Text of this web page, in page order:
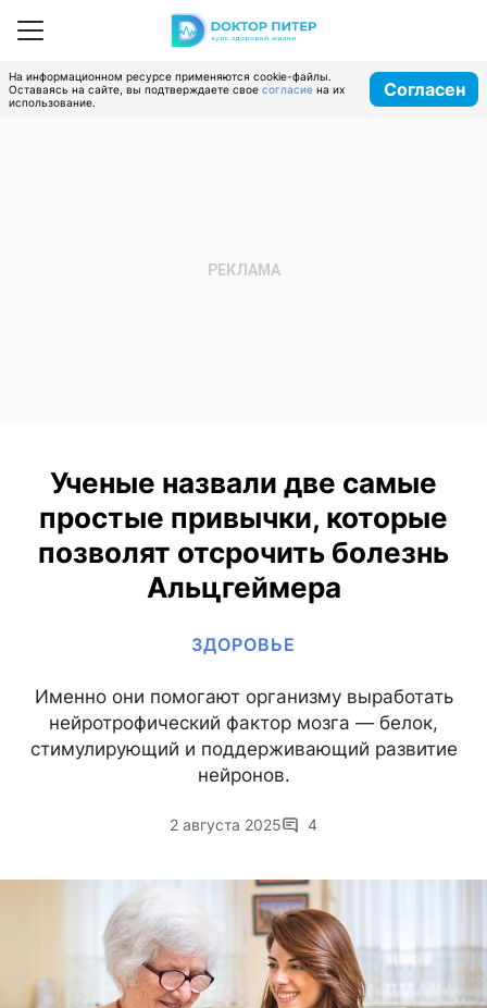
На информационном ресурсе применяются cookie-файлы.
Оставаясь на сайте, вы подтверждаете свое согласие на их
использование.
Согласен
Ученые назвали две самые
простые привычки, которые
позволят отсрочить болезнь
Альцгеймера
ЗДОРОВЬЕ
Именно они помогают организму выработать
нейротрофический фактор мозга — белок,
стимулирующий и поддерживающий развитие
нейронов.
2 августа 2025 4